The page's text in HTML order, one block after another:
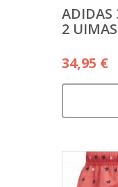
ADIDAS
2
34,95 €